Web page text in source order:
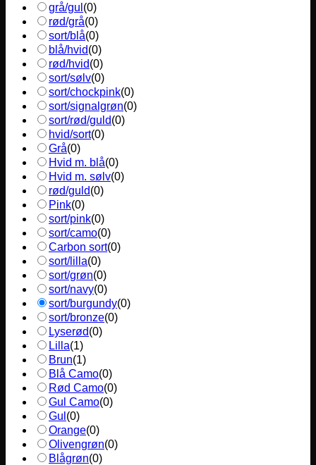
grå/gul (0)
rød/grå(0)
sort/blå(0)
blå/hvid(0)
rød/hvid(0)
sort/sølv(0)
sort/chockpink(0)
sort/signalgrøn(0)
sort/rød/guld(0)
hvid/sort(0)
Grå(0)
Hvid m. blå(0)
Hvid m. sølv(0)
rød/guld(0)
Pink(0)
sort/pink(0)
sort/camo(0)
Carbon sort(0)
sort/lilla(0)
sort/grøn(0)
sort/navy(0)
sort/burgundy(0)
sort/bronze(0)
Lyserød(0)
Lilla(1)
Brun(1)
Blå Camo(0)
Rød Camo(0)
Gul Camo(0)
Gul (0)
Orange(0)
Olivengrøn(0)
Blågrøn(0)